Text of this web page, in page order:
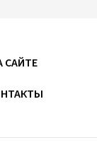
в связи с
(ВИДЕО)
8 августа 2026
(ФОТО)
САЙТЕ